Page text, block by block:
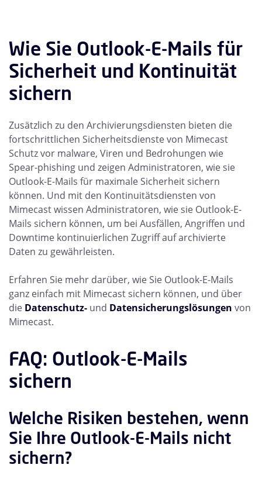
Wie Sie Outlook-E-Mails für
Sicherheit und Kontinuität
sichern
Zusätzlich zu den Archivierungsdiensten bieten die
fortschrittlichen Sicherheitsdienste von Mimecast
Schutz vor malware, Viren und Bedrohungen wie
Spear-phishing und zeigen Administratoren, wie sie
Outlook-E-Mails für maximale Sicherheit sichern
können. Und mit den Kontinuitätsdiensten von
Mimecast wissen Administratoren, wie sie Outlook-E-
Mails sichern können, um bei Ausfällen, Angriffen und
Downtime kontinuierlichen Zugriff auf archivierte
Daten zu gewährleisten.
Erfahren Sie mehr darüber, wie Sie Outlook-E-Mails
ganz einfach mit Mimecast sichern können, und über
die Datenschutz- und Datensicherungslösungen von
Mimecast.
FAQ: Outlook-E-Mails
sichern
Welche Risiken bestehen, wenn
Sie Ihre Outlook-E-Mails nicht
sichern?